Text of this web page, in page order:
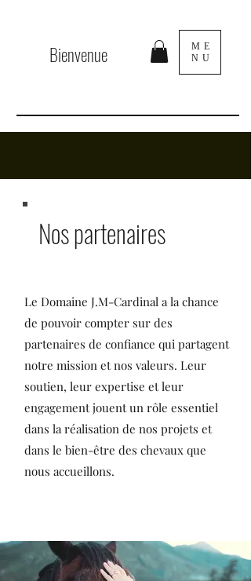
Bienvenue
ME
NU
Nos partenaires
Le Domaine J.M-Cardinal a la chance
de pouvoir compter sur des
partenaires de confiance qui partagent
notre mission et nos valeurs. Leur
soutien, leur expertise et leur
engagement jouent un rôle essentiel
dans la réalisation de nos projets et
dans le bien-être des chevaux que
nous accueillons.